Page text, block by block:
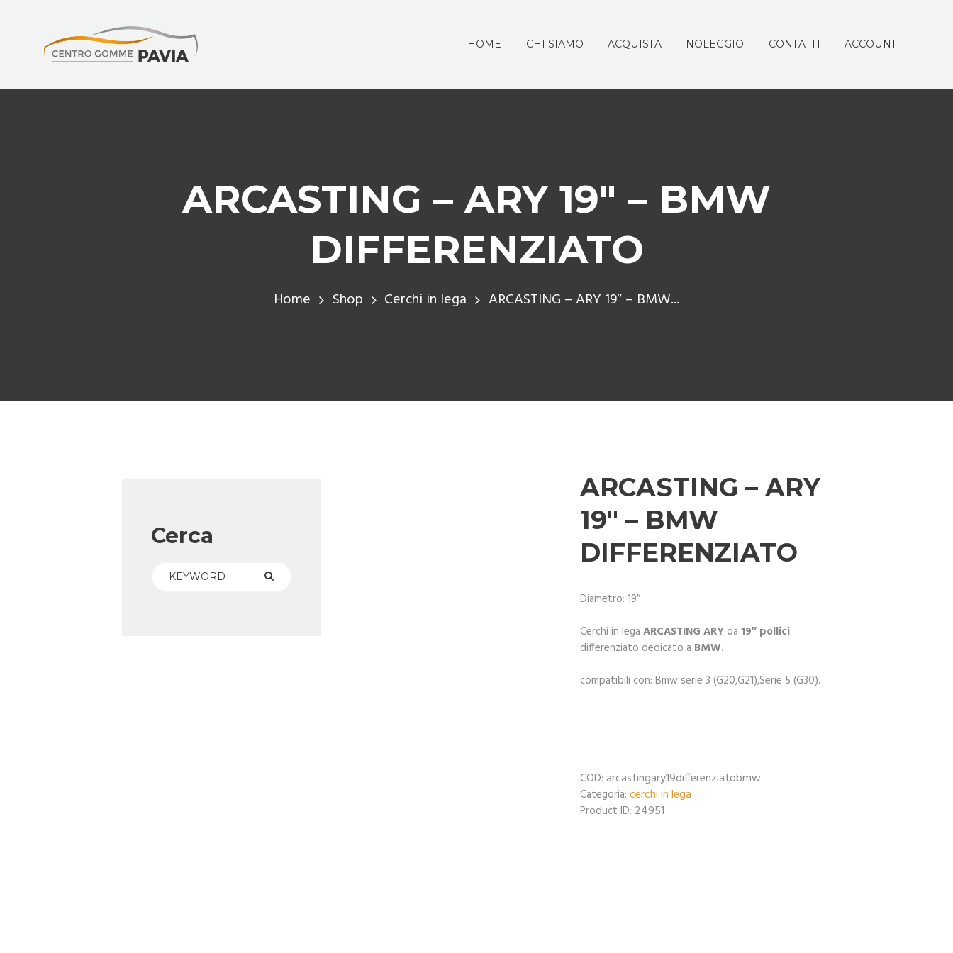
HOME CHI SIAMO ACQUISTA NOLEGGIO CONTATTI ACCOUNT
ARCASTING – ARY 19″ – BMW
DIFFERENZIATO
Home Shop Cerchi in lega ARCASTING – ARY 19″ – BMW...
ARCASTING – ARY
19″ – BMW
DIFFERENZIATO
Diametro: 19″
Cerchi in legaARCASTING ARY da19″ pollici
differenziato dedicato a BMW.
compatibili con: Bmw serie 3 (G20,G21),Serie 5 (G30).
COD: arcastingary19differenziatobmw
Categoria:cerchi in lega
Product ID: 24951
Cerca